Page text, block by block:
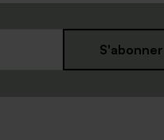
S'abonner